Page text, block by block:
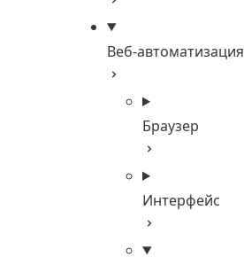
Веб-автоматизация
Браузер
Интерфейс